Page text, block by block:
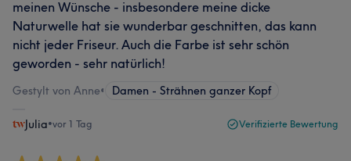
meinen Wünsche - insbesondere meine dicke
Naturwelle hat sie wunderbar geschnitten, das kann
nicht jeder Friseur. Auch die Farbe ist sehr schön
geworden - sehr natürlich!
Gestylt von Anne• Damen - Strähnen ganzer Kopf
Julia•vor 1 Tag Verifizierte Bewertung